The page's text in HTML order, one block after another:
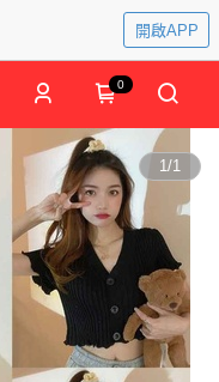
開啟APP
0
1/1